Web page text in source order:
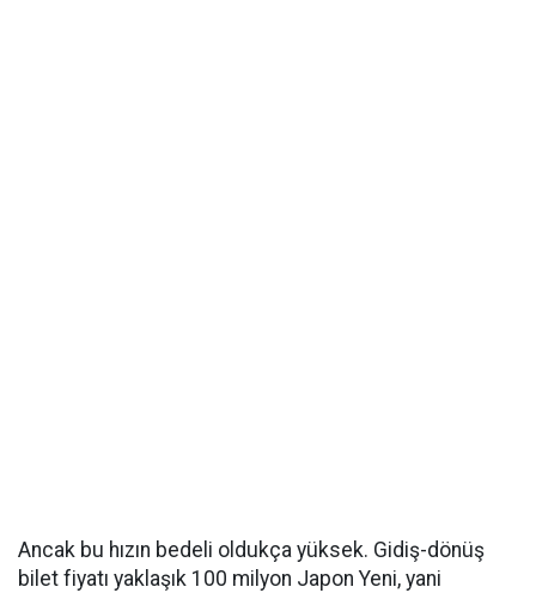
Ancak bu hızın bedeli oldukça yüksek. Gidiş-dönüş
bilet fiyatı yaklaşık 100 milyon Japon Yeni, yani